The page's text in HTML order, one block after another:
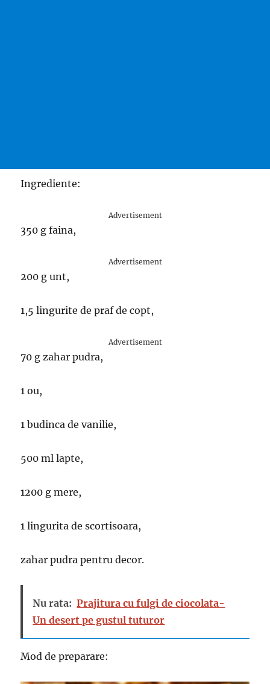
Ingrediente:
Advertisement
350 g faina,
Advertisement
200 g unt,
1,5 lingurite de praf de copt,
Advertisement
70 g zahar pudra,
1 ou,
1 budinca de vanilie,
500 ml lapte,
1200 g mere,
1 lingurita de scortisoara,
zahar pudra pentru decor.
Nu rata: Prajitura cu fulgi de ciocolata-
Un desert pe gustul tuturor
Mod de preparare: